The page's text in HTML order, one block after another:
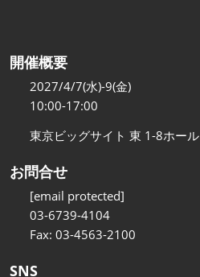
開催概要
2027/4/7(水)-9(金)
10:00-17:00
東京ビッグサイト 東 1-8ホール
お問合せ
[email protected]
03-6739-4104
Fax: 03-4563-2100
SNS